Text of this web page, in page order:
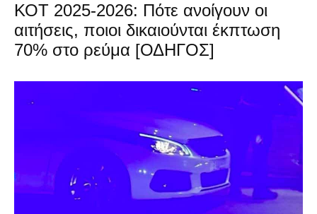
ΚΟΤ 2025-2026: Πότε ανοίγουν οι
αιτήσεις, ποιοι δικαιούνται έκπτωση
70% στο ρεύμα [ΟΔΗΓΟΣ]